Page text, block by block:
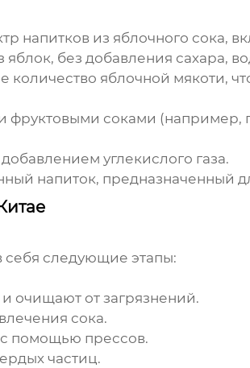
напитков из яблочного сока,
яблок, без добавления сахара,
яблочной мякоти,
фруктовыми соками
углекислого газа.
напиток, предназначенный
себя следующие этапы:
очищают от загрязнений.
сока.
помощью прессов.
частиц.